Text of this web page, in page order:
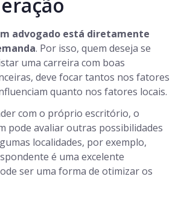
advogado está diretamente
. Por isso, quem deseja se
uma carreira com boas
deve focar tantos nos fatores
quanto nos fatores locais.
com o próprio escritório, o
pode avaliar outras possibilidades
localidades, por exemplo,
é uma excelente
ser uma forma de otimizar os